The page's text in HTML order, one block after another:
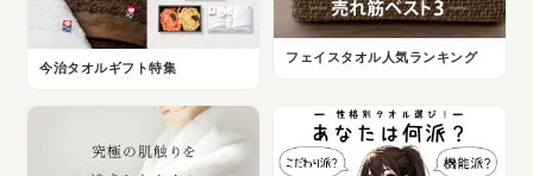
今治タオルギフト特集
フェイスタオル人気ランキング